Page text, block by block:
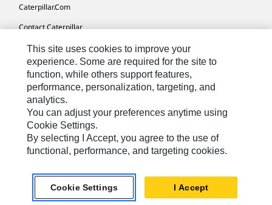
Caterpillar.com
Contact Caterpillar
Mijn Marketingvoorkeuren
Site Map
Cookie Settings
Legal
Privacy
Europe-Dutch© 2026 Caterpillar. Alle rechten voorbehouden.
This site uses cookies to improve your
experience. Some are required for the site to
function, while others support features,
performance, personalization, targeting, and
analytics.
You can adjust your preferences anytime using
Cookie Settings.
By selecting I Accept, you agree to the use of
functional, performance, and targeting cookies.
Cookie Settings I Accept